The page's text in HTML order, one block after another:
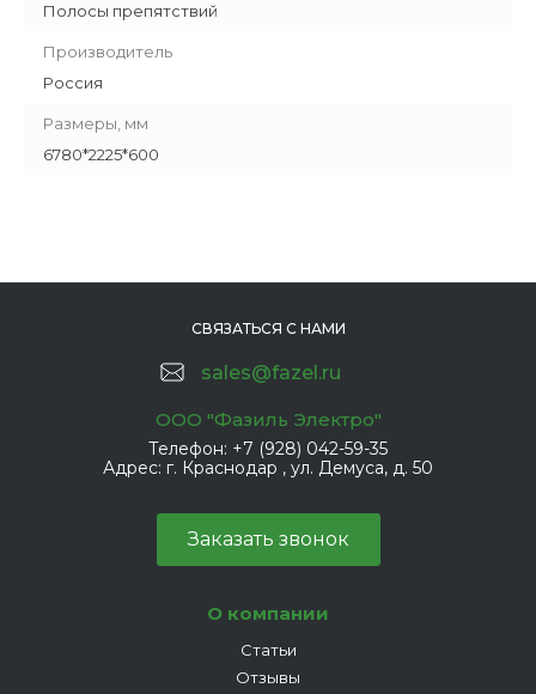
Полосы препятствий
Производитель
Россия
Размеры, мм
6780*2225*600
СВЯЗАТЬСЯ С НАМИ
sales@fazel.ru
ООО "Фазиль Электро"
Телефон: +7 (928) 042-59-35
Адрес: г. Краснодар , ул. Демуса, д. 50
Заказать звонок
О компании
Статьи
Отзывы